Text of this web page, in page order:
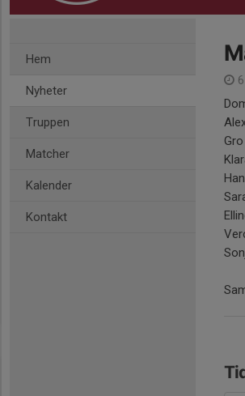
Hem
Nyheter
Truppen
Matcher
Kalender
Kontakt
Gro